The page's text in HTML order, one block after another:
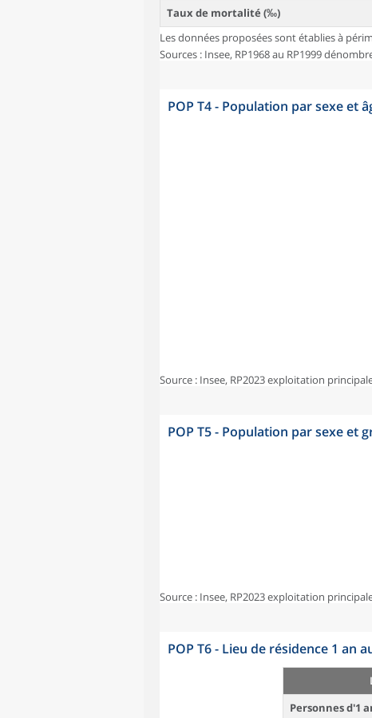
Taux de mortalité (‰)
Les données proposées sont établies à
Sources : Insee, RP1968 au RP1999
POP T4 - Population par sexe et
Source : Insee, RP2023 exploitation
POP T5 - Population par sexe et
Source : Insee, RP2023 exploitation
POP T6 - Lieu de résidence 1 an
Personnes d'1